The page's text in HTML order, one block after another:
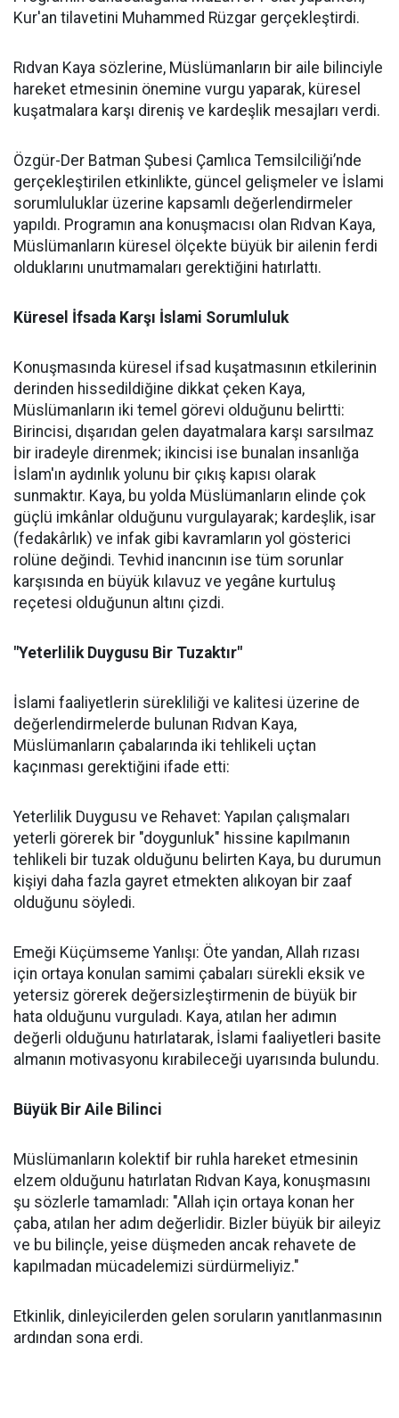
Kur'an tilavetini Muhammed Rüzgar gerçekleştirdi.
Rıdvan Kaya sözlerine, Müslümanların bir aile bilinciyle
hareket etmesinin önemine vurgu yaparak, küresel
kuşatmalara karşı direniş ve kardeşlik mesajları verdi.
Özgür-Der Batman Şubesi Çamlıca Temsilciliği’nde
gerçekleştirilen etkinlikte, güncel gelişmeler ve İslami
sorumluluklar üzerine kapsamlı değerlendirmeler
yapıldı. Programın ana konuşmacısı olan Rıdvan Kaya,
Müslümanların küresel ölçekte büyük bir ailenin ferdi
olduklarını unutmamaları gerektiğini hatırlattı.
Küresel İfsada Karşı İslami Sorumluluk
Konuşmasında küresel ifsad kuşatmasının etkilerinin
derinden hissedildiğine dikkat çeken Kaya,
Müslümanların iki temel görevi olduğunu belirtti:
Birincisi, dışarıdan gelen dayatmalara karşı sarsılmaz
bir iradeyle direnmek; ikincisi ise bunalan insanlığa
İslam'ın aydınlık yolunu bir çıkış kapısı olarak
sunmaktır. Kaya, bu yolda Müslümanların elinde çok
güçlü imkânlar olduğunu vurgulayarak; kardeşlik, isar
(fedakârlık) ve infak gibi kavramların yol gösterici
rolüne değindi. Tevhid inancının ise tüm sorunlar
karşısında en büyük kılavuz ve yegâne kurtuluş
reçetesi olduğunun altını çizdi.
"Yeterlilik Duygusu Bir Tuzaktır"
İslami faaliyetlerin sürekliliği ve kalitesi üzerine de
değerlendirmelerde bulunan Rıdvan Kaya,
Müslümanların çabalarında iki tehlikeli uçtan
kaçınması gerektiğini ifade etti:
Yeterlilik Duygusu ve Rehavet: Yapılan çalışmaları
yeterli görerek bir "doygunluk" hissine kapılmanın
tehlikeli bir tuzak olduğunu belirten Kaya, bu durumun
kişiyi daha fazla gayret etmekten alıkoyan bir zaaf
olduğunu söyledi.
Emeği Küçümseme Yanlışı: Öte yandan, Allah rızası
için ortaya konulan samimi çabaları sürekli eksik ve
yetersiz görerek değersizleştirmenin de büyük bir
hata olduğunu vurguladı. Kaya, atılan her adımın
değerli olduğunu hatırlatarak, İslami faaliyetleri basite
almanın motivasyonu kırabileceği uyarısında bulundu.
Büyük Bir Aile Bilinci
Müslümanların kolektif bir ruhla hareket etmesinin
elzem olduğunu hatırlatan Rıdvan Kaya, konuşmasını
şu sözlerle tamamladı: "Allah için ortaya konan her
çaba, atılan her adım değerlidir. Bizler büyük bir aileyiz
ve bu bilinçle, yeise düşmeden ancak rehavete de
kapılmadan mücadelemizi sürdürmeliyiz."
Etkinlik, dinleyicilerden gelen soruların yanıtlanmasının
ardından sona erdi.